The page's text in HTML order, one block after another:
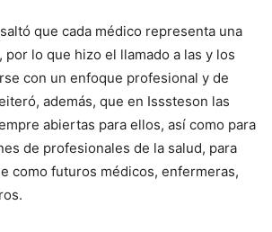
que cada médico representa una
por lo que hizo el llamado a las y los
con un enfoque profesional y de
además, que en Isssteson las
abiertas para ellos, así como para
de profesionales de la salud, para
como futuros médicos, enfermeras,